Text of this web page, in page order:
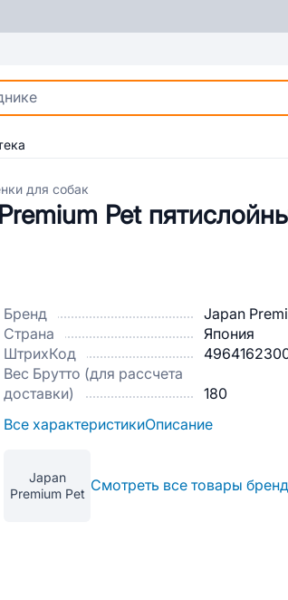
для собак
Pet
Бренд
Japan
Страна
Япония
ШтрихКод
Вес Брутто (для рассчета
доставки)
180
Все характеристикиОписание
Japan
Premium Pet
Смотреть все товары